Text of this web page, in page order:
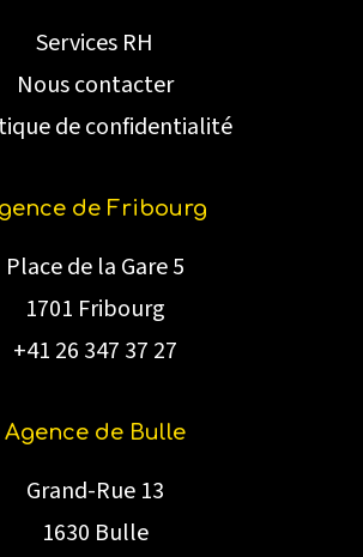
Services RH
Nous contacter
de confidentialité
de Fribourg
Place de la Gare 5
1701 Fribourg
+41 26 347 37 27
Agence de Bulle
Grand-Rue 13
1630 Bulle